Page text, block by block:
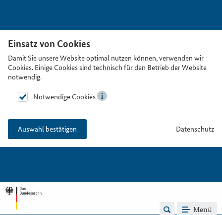
Einsatz von Cookies
Damit Sie unsere Website optimal nutzen können, verwenden wir
Cookies. Einige Cookies sind technisch für den Betrieb der Website
notwendig.
Notwendige Cookies
Auswahl bestätigen Datenschutz
Menü